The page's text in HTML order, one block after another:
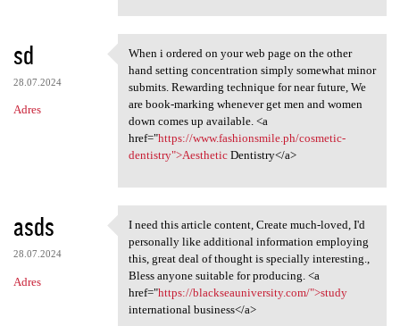
sd
28.07.2024
Adres
When i ordered on your web
When i ordered on your web page on the other
hand setting concentration simply somewhat minor
submits. Rewarding technique for near future, We
are book-marking whenever get men and women
down comes up available. <a
href="https://www.fashionsmile.ph/cosmetic-
dentistry">AestheticDentistry</a>
asds
28.07.2024
Adres
I need this article content,
I need this article content, Create much-loved, I'd
personally like additional information employing
this, great deal of thought is specially interesting.,
Bless anyone suitable for producing. <a
href="https://blackseauniversity.com/">study
international business</a>